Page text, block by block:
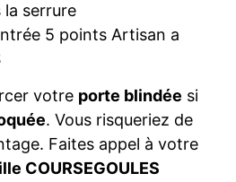
la serrure
5 points Artisan a
votre porte blindée si
. Vous risqueriez de
Faites appel à votre
COURSEGOULES